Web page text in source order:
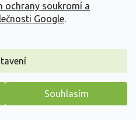
ochrany soukromí a
Google.
Souhlasím
SKLIZEŇ
záhonbílou netkanou
jakmile sejde sníh.
teplo, urychluje rašení i
květy před případnými
jahodníky začnou
malý dárek